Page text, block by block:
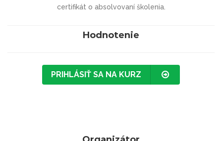
certifikát o absolvovaní školenia.
Hodnotenie
PRIHLÁSIŤ SA NA KURZ